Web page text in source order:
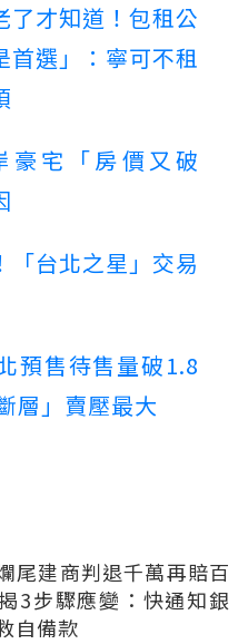
了才知道！包租公
首選」：寧可不租
豪宅「房價又破
「台北之星」交易
預售待售量破1.8
層」賣壓最大
尾建商判退千萬再賠百
3步驟應變：快通知銀
自備款